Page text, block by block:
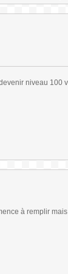
niveau
à remplir